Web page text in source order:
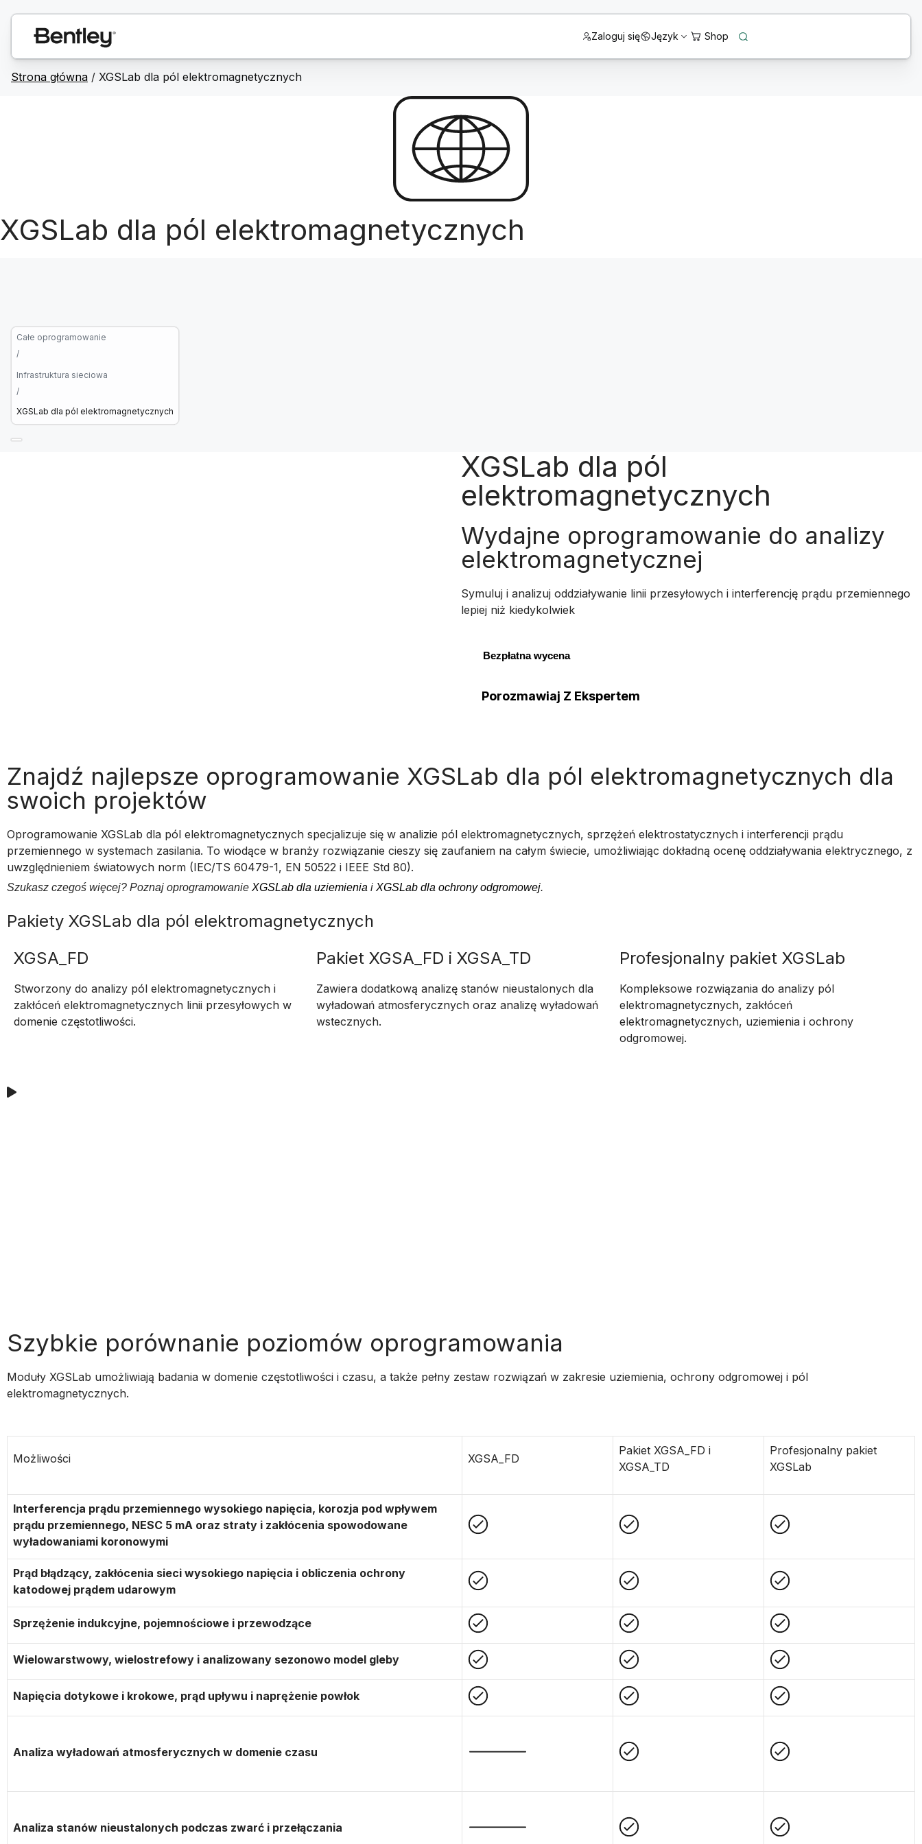
Zaloguj się Język
Strona główna / XGSLab dla pól elektromagnetycznych
XGSLab dla pól elektromagnetycznych
Całe oprogramowanie
/
Infrastruktura sieciowa
/
XGSLab dla pól elektromagnetycznych
XGSLab dla pól
elektromagnetycznych
Wydajne oprogramowanie do analizy
elektromagnetycznej
Symuluj i analizuj oddziaływanie linii przesyłowych i interferencję prądu przemiennego
lepiej niż kiedykolwiek
Bezpłatna wycena
Porozmawiaj Z Ekspertem
Znajdź najlepsze oprogramowanie XGSLab dla pól elektromagnetycznych dla
swoich projektów
Oprogramowanie XGSLab dla pól elektromagnetycznych specjalizuje się w analizie pól elektromagnetycznych, sprzężeń elektrostatycznych i interferencji prądu
przemiennego w systemach zasilania. To wiodące w branży rozwiązanie cieszy się zaufaniem na całym świecie, umożliwiając dokładną ocenę oddziaływania elektrycznego, z
uwzględnieniem światowych norm (IEC/TS 60479-1, EN 50522 i IEEE Std 80).
Szukasz czegoś więcej? Poznaj oprogramowanie XGSLab dla uziemienia i XGSLab dla ochrony odgromowej.
Pakiety XGSLab dla pól elektromagnetycznych
XGSA_FD
Stworzony do analizy pól elektromagnetycznych i
zakłóceń elektromagnetycznych linii przesyłowych w
domenie częstotliwości.
Pakiet XGSA_FD i XGSA_TD
Zawiera dodatkową analizę stanów nieustalonych dla
wyładowań atmosferycznych oraz analizę wyładowań
wstecznych.
Profesjonalny pakiet XGSLab
Kompleksowe rozwiązania do analizy pól
elektromagnetycznych, zakłóceń
elektromagnetycznych, uziemienia i ochrony
odgromowej.
Szybkie porównanie poziomów oprogramowania
Moduły XGSLab umożliwiają badania w domenie częstotliwości i czasu, a także pełny zestaw rozwiązań w zakresie uziemienia, ochrony odgromowej i pól
elektromagnetycznych.
Możliwości XGSA_FD
Pakiet XGSA_FD i
XGSA_TD
Profesjonalny pakiet
XGSLab
Interferencja prądu przemiennego wysokiego napięcia, korozja pod wpływem
prądu przemiennego, NESC 5 mA oraz straty i zakłócenia spowodowane
wyładowaniami koronowymi
Prąd błądzący, zakłócenia sieci wysokiego napięcia i obliczenia ochrony
katodowej prądem udarowym
Sprzężenie indukcyjne, pojemnościowe i przewodzące
Wielowarstwowy, wielostrefowy i analizowany sezonowo model gleby
Napięcia dotykowe i krokowe, prąd upływu i naprężenie powłok
Analiza wyładowań atmosferycznych w domenie czasu
Analiza stanów nieustalonych podczas zwarć i przełączania